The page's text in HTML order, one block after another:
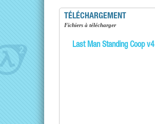
TÉLÉCHARGEMENT
Fichiers à télécharger
Last Man Standing Coop v4